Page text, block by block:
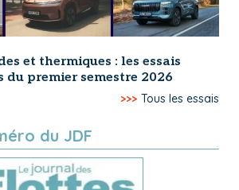
et thermiques : les essais
premier semestre 2026
>>> Tous les essais
du JDF